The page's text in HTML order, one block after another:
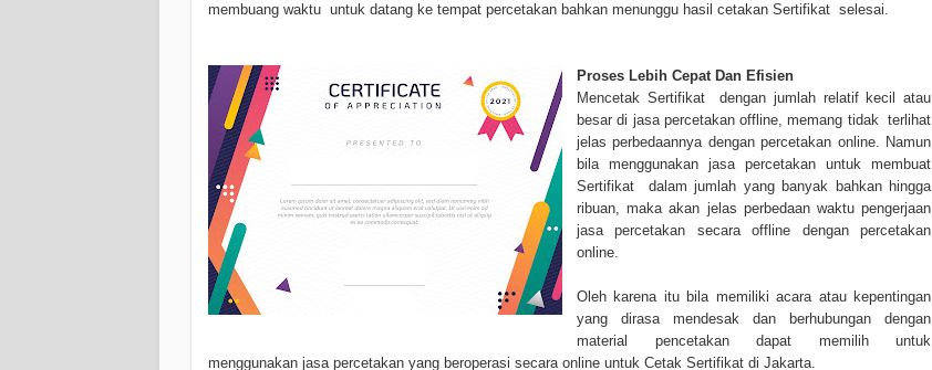
membuang waktu untuk datang ke tempat percetakan bahkan menunggu hasil cetakan Sertifikat selesai.
Proses Lebih Cepat Dan Efisien
Mencetak Sertifikat dengan jumlah relatif kecil atau
besar di jasa percetakan offline, memang tidak terlihat
jelas perbedaannya dengan percetakan online. Namun
bila menggunakan jasa percetakan untuk membuat
Sertifikat dalam jumlah yang banyak bahkan hingga
ribuan, maka akan jelas perbedaan waktu pengerjaan
jasa percetakan secara offline dengan percetakan
online.
Oleh karena itu bila memiliki acara atau kepentingan
yang dirasa mendesak dan berhubungan dengan
material pencetakan dapat memilih untuk
menggunakan jasa percetakan yang beroperasi secara online untuk Cetak Sertifikat di Jakarta.